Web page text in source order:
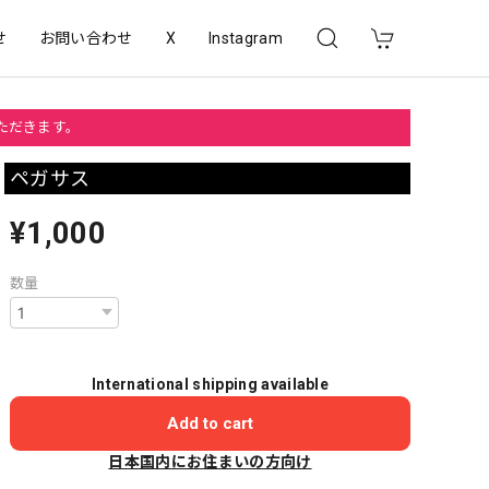
お問い合わせ X Instagram
きます。
ペガサス
¥1,000
数量
International shipping available
Add to cart
日本国内にお住まいの方向け